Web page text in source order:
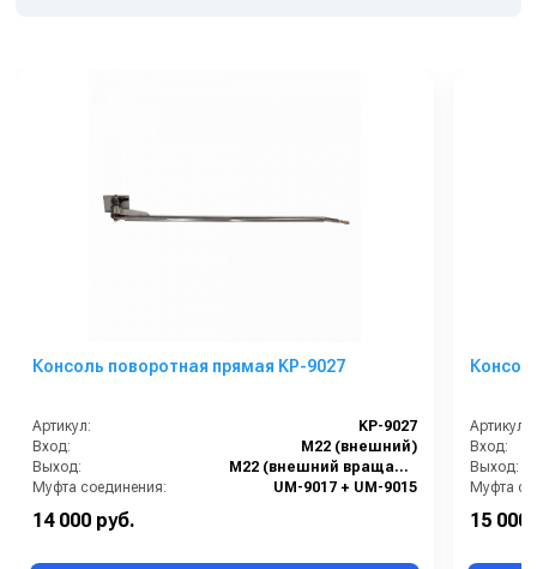
Консоль поворотная прямая KP-9027
Артикул:
KP-9027
Вход:
M22 (внешний)
Выход:
M22 (внешний вращающийся)
Муфта соединения:
UM-9017 + UM-9015
Длина (мм):
14 000 руб.
Артикул:
Вход:
Выход:
Муфта
Страна-
15 000